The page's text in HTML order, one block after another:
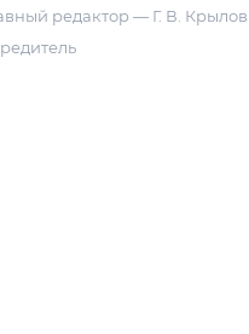
редактор — Г. В. Крылов